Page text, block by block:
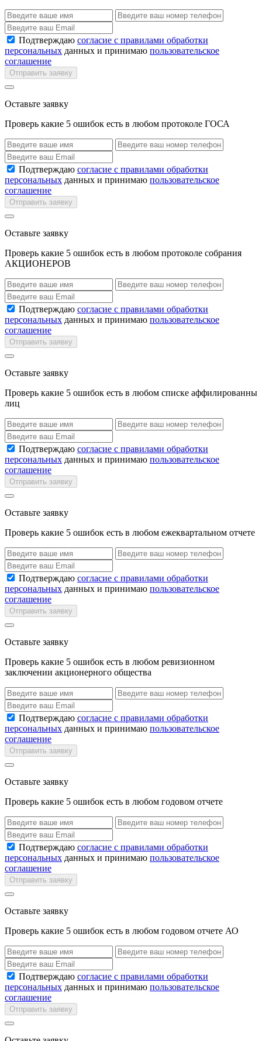
Подтверждаю согласие с правилами обработки
персональных данных и принимаю пользовательское
соглашение
Отправить заявку
Оставьте заявку
Проверь какие 5 ошибок есть в любом протоколе ГОСА
Подтверждаю согласие с правилами обработки
персональных данных и принимаю пользовательское
соглашение
Отправить заявку
Оставьте заявку
Проверь какие 5 ошибок есть в любом протоколе собрания
АКЦИОНЕРОВ
Подтверждаю согласие с правилами обработки
персональных данных и принимаю пользовательское
соглашение
Отправить заявку
Оставьте заявку
Проверь какие 5 ошибок есть в любом списке аффилированны
лиц
Подтверждаю согласие с правилами обработки
персональных данных и принимаю пользовательское
соглашение
Отправить заявку
Оставьте заявку
Проверь какие 5 ошибок есть в любом ежеквартальном отчете
Подтверждаю согласие с правилами обработки
персональных данных и принимаю пользовательское
соглашение
Отправить заявку
Оставьте заявку
Проверь какие 5 ошибок есть в любом ревизионном
заключении акционерного общества
Подтверждаю согласие с правилами обработки
персональных данных и принимаю пользовательское
соглашение
Отправить заявку
Оставьте заявку
Проверь какие 5 ошибок есть в любом годовом отчете
Подтверждаю согласие с правилами обработки
персональных данных и принимаю пользовательское
соглашение
Отправить заявку
Оставьте заявку
Проверь какие 5 ошибок есть в любом годовом отчете АО
Подтверждаю согласие с правилами обработки
персональных данных и принимаю пользовательское
соглашение
Отправить заявку